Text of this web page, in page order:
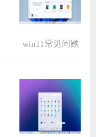
win11常见问题